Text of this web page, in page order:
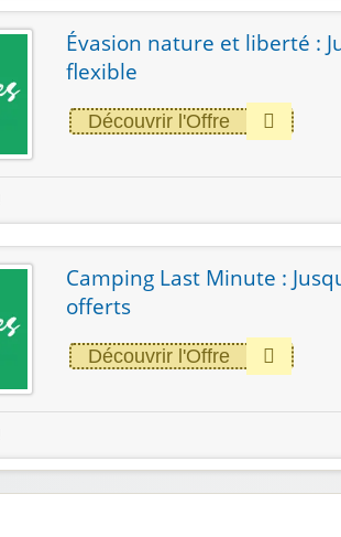
Évasion nature et liberté :
flexible
Découvrir l'Offre
Camping Last Minute :
offerts
Découvrir l'Offre